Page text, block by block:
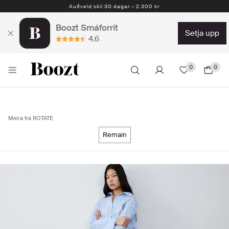
Auðveld skil 30 dagar - 2.300 kr
Boozt Smáforrit
4.6
setja upp
0 0
Meira frá ROTATE
remain